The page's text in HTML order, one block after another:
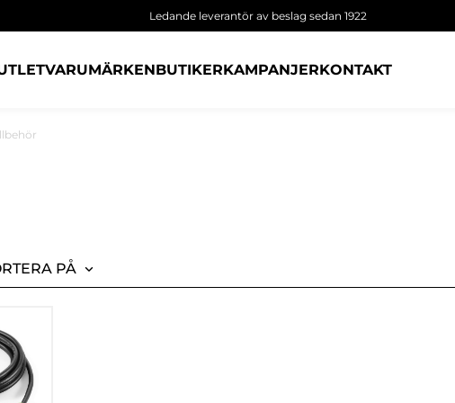
Ledande leverantör av beslag sedan 1922
VARUMÄRKENBUTIKERKAMPANJERKONTAKT
PÅ